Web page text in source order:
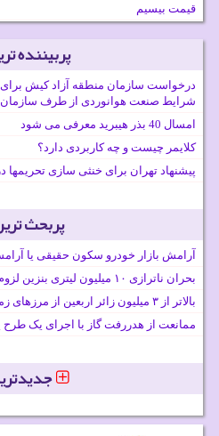
قیمت بیسیم
پربیننده
درخواست سازمان منطقه آزاد کیش
شرایط صنعت هوانوردی از طرف سازمان
امسال 40 بذر هیبرید معرفی می شود
کلایمر چیست و چه کاربردی دارد؟
پیشنهاد تهران برای خنثی سازی تحریمها
پربحث
آرامش بازار خودرو سکون حقیقی یا
بحران ناترازی ۱۰ میلیون لیتری بنزین لزوم مدیریت تقاضا و اصلاح ساختار
بالاتر از ۳ میلیون زائر اربعین از مرزهای زمینی کشور خارج شدند
ممانعت از هدررفت گاز با اجرای یک